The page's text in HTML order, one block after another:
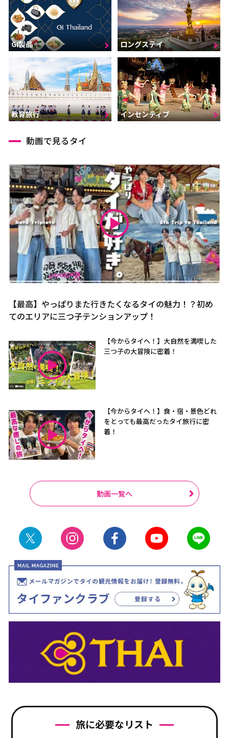
GI製品 ロングステイ
教育旅行 インセンティブ
動画で見るタイ
【最高】やっぱりまた行きたくなるタイの魅力！？初め
てのエリアに三つ子テンションアップ！
【今からタイへ！】大自然を満喫した
三つ子の大冒険に密着！
【今からタイへ！】食・宿・景色どれ
をとっても最高だったタイ旅行に密
着！
動画一覧へ
旅に必要なリスト